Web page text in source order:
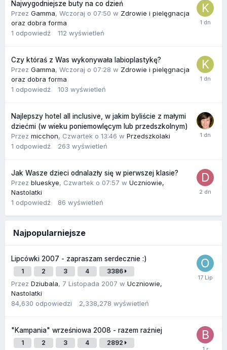
Najwygodniejsze buty na co dzień
Przez Gamma, Wczoraj o 07:50 w Zdrowie i pielęgnacja
oraz dobra forma
1 odpowiedź 112 wyświetleń
Czy któraś z Was wykonywała labioplastykę?
Przez Gamma, Wczoraj o 07:28 w Zdrowie i pielęgnacja
oraz dobra forma
1 odpowiedź 103 wyświetleń
Najlepszy hotel all inclusive, w jakim byliście z małymi
dziećmi (w wieku poniemowlęcym lub przedszkolnym)
Przez micchon, Czwartek o 13:46 w Przedszkolaki
1 odpowiedź 263 wyświetleń
Jak Wasze dzieci odnalazły się w pierwszej klasie?
Przez blueskye, Czwartek o 07:57 w Uczniowie,
Nastolatki
1 odpowiedź 86 wyświetleń
Najpopularniejsze
Lipcówki 2007 - zapraszam serdecznie :)
1 2 3 4 3386
Przez Dziubala, 7 Listopada 2007 w Uczniowie,
Nastolatki
84,630 odpowiedzi 2,338,278 wyświetleń
"Kampania" wrześniowa 2008 - razem raźniej
1 2 3 4 2892